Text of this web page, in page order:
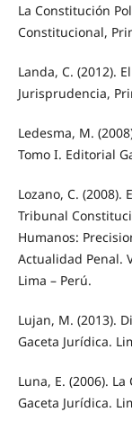
La Constitución
Constitucional,
Landa, C. (2012).
Jurisprudencia,
Ledesma, M.
Tomo I. Editorial
Lozano, C.
Tribunal
Humanos:
Actualidad Penal.
Lima – Perú.
Lujan, M. (2013).
Gaceta Jurídica.
Luna, E. (2006).
Gaceta Jurídica.